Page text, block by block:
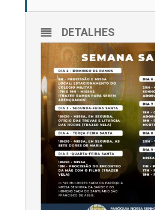
DETALHES